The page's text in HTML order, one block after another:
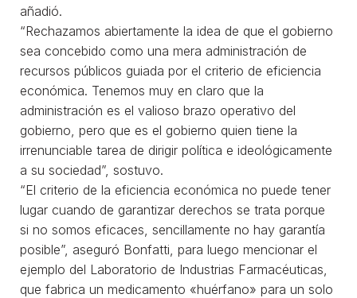
añadió.
“Rechazamos abiertamente la idea de que el gobierno
sea concebido como una mera administración de
recursos públicos guiada por el criterio de eficiencia
económica. Tenemos muy en claro que la
administración es el valioso brazo operativo del
gobierno, pero que es el gobierno quien tiene la
irrenunciable tarea de dirigir política e ideológicamente
a su sociedad”, sostuvo.
“El criterio de la eficiencia económica no puede tener
lugar cuando de garantizar derechos se trata porque
si no somos eficaces, sencillamente no hay garantía
posible”, aseguró Bonfatti, para luego mencionar el
ejemplo del Laboratorio de Industrias Farmacéuticas,
que fabrica un medicamento «huérfano» para un solo